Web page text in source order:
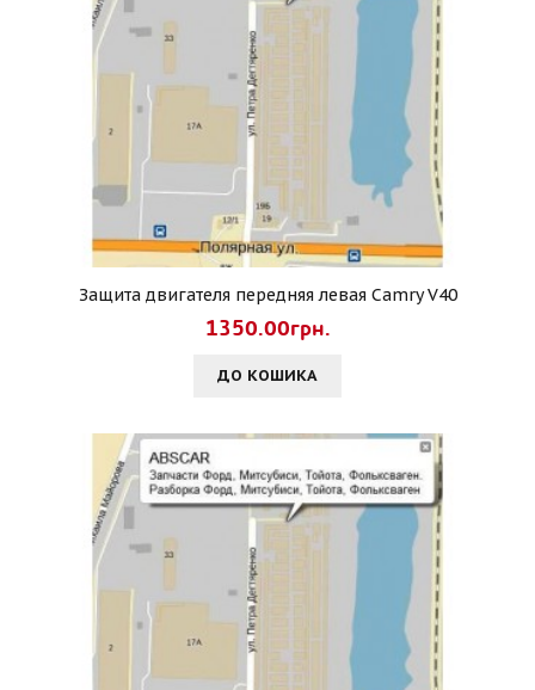
Защита двигателя передняя левая Camry V40
1350.00грн.
ДО КОШИКА